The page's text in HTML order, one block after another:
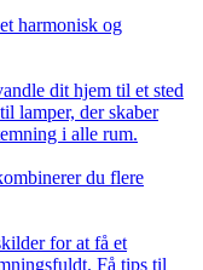
harmonisk og
dit hjem til et sted
lamper, der skaber
i alle rum.
du flere
for at få et
Få tips til